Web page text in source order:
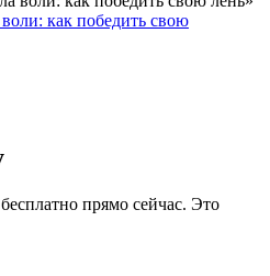
как победить свою
прямо сейчас. Это